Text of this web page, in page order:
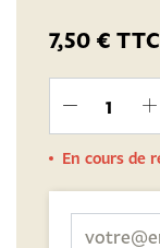
7,50 € TTC
En cours de